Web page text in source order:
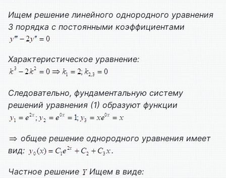
Ищем решение линейного однородного уравнения
3 порядка с постоянными коэффициентами
Характеристическое уравнение:
Следовательно, фундаментальную систему
решений уравнения (1) образуют функции
общее решение однородного уравнения имеет
вид:
.
Частное решение
Ищем в виде: